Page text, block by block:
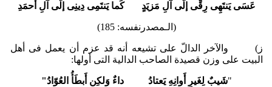
عَسَی یَنتَهِی رِقِّی إلَى آلِ مَزیَدٍ کَما یَنتَمِی دِینِی إلَى آلِ أحمَدِ
(الـمصدرنفسه: 185)
ز‌) والآخر الدالّ على تشیعه أنه قد عزم أن یعمل فی أهل
البیت على وزن قصیدة الصاحب الدالیة التی أولها:
"شَیبٌ لِغَیرِ أَوانِهِ یَعتادُ داءٌ وَلکِن أَبطَأُ العُوّادُ"